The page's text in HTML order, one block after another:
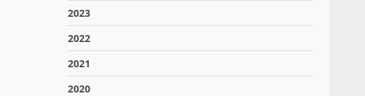
2023
2022
2021
2020